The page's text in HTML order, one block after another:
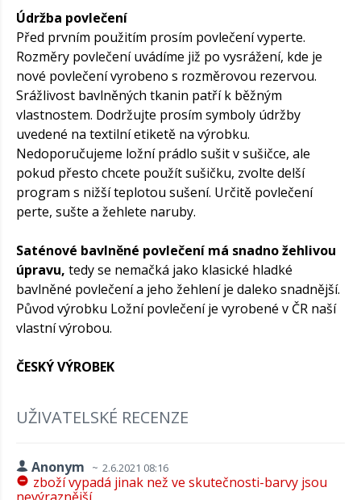
Údržba povlečení
Před prvním použitím prosím povlečení vyperte.
Rozměry povlečení uvádíme již po vysrážení, kde je
nové povlečení vyrobeno s rozměrovou rezervou.
Srážlivost bavlněných tkanin patří k běžným
vlastnostem. Dodržujte prosím symboly údržby
uvedené na textilní etiketě na výrobku.
Nedoporučujeme ložní prádlo sušit v sušičce, ale
pokud přesto chcete použít sušičku, zvolte delší
program s nižší teplotou sušení. Určitě povlečení
perte, sušte a žehlete naruby.
Saténové bavlněné povlečení má snadno žehlivou
úpravu, tedy se nemačká jako klasické hladké
bavlněné povlečení a jeho žehlení je daleko snadnější.
Původ výrobku Ložní povlečení je vyrobené v ČR naší
vlastní výrobou.
ČESKÝ VÝROBEK
UŽIVATELSKÉ RECENZE
Anonym 2.6.2021 08:16
zboží vypadá jinak než ve skutečnosti-barvy jsou